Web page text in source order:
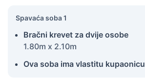
Spavaća soba 1
Bračni krevet za dvije osobe
1.80m x 2.10m
Ova soba ima vlastitu kupaonicu